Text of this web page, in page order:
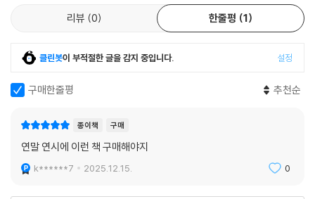
and happiness, and perhaps even help us understand what it
means to be human. The Comfort Crisis is a bold call to break
리뷰 0 한줄평 1
클린봇이 부적절한 글을 감지 중입니다. 설정
구매한줄평 추천순
종이책 구매
연말 연시에 이런 책 구매해야지
k******7 2025.12.15. 0